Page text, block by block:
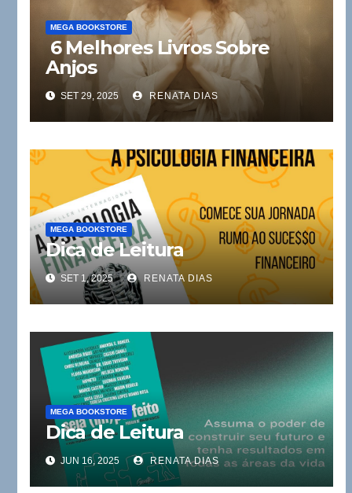
MEGA BOOKSTORE
6 Melhores Livros Sobre
Anjos
SET 29, 2025 RENATA DIAS
MEGA BOOKSTORE
Dica de Leitura
SET 1, 2025 RENATA DIAS
MEGA BOOKSTORE
Dica de Leitura
JUN 16, 2025 RENATA DIAS